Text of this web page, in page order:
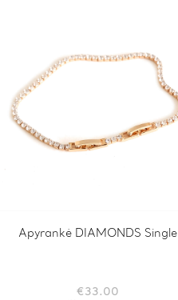
Apyrankė DIAMONDS Single
€ 33.00